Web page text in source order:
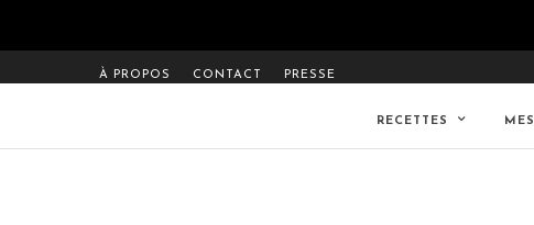
À PROPOS CONTACT PRESSE
RECETTES